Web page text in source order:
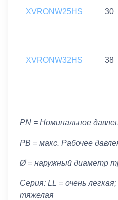
XVRONW25HS 30
XVRONW32HS 38
PN = Номинальное
PB = макс. Рабочее
Ø = наружный диаметр
Серия: LL = очень
тяжелая